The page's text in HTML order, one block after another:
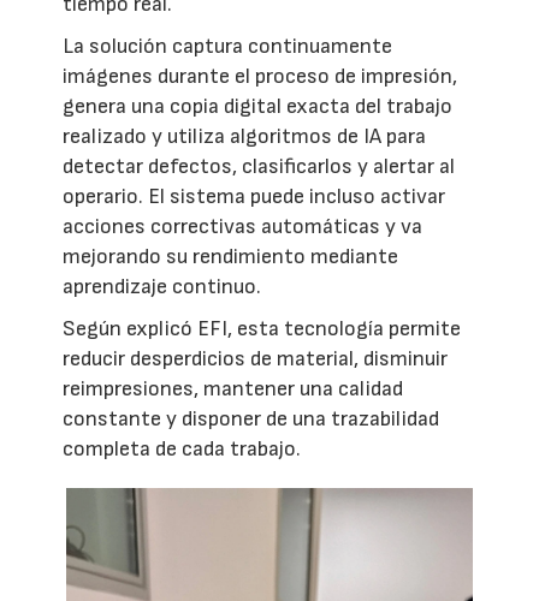
La solución captura continuamente
imágenes durante el proceso de impresión,
genera una copia digital exacta del trabajo
realizado y utiliza algoritmos de IA para
detectar defectos, clasificarlos y alertar al
operario. El sistema puede incluso activar
acciones correctivas automáticas y va
mejorando su rendimiento mediante
aprendizaje continuo.
Según explicó EFI, esta tecnología permite
reducir desperdicios de material, disminuir
reimpresiones, mantener una calidad
constante y disponer de una trazabilidad
completa de cada trabajo.